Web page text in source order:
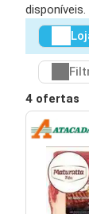
disponíveis.
4 ofertas